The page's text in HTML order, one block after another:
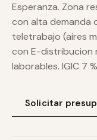
Esperanza. Zona
con alta demanda
teletrabajo (aires
con E-distribucion
laborables. IGIC 7
Solicitar